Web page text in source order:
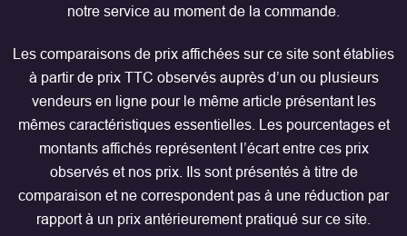
notre service au moment de la commande.
Les comparaisons de prix affichées sur ce site sont établies
à partir de prix TTC observés auprès d’un ou plusieurs
vendeurs en ligne pour le même article présentant les
mêmes caractéristiques essentielles. Les pourcentages et
montants affichés représentent l’écart entre ces prix
observés et nos prix. Ils sont présentés à titre de
comparaison et ne correspondent pas à une réduction par
rapport à un prix antérieurement pratiqué sur ce site.